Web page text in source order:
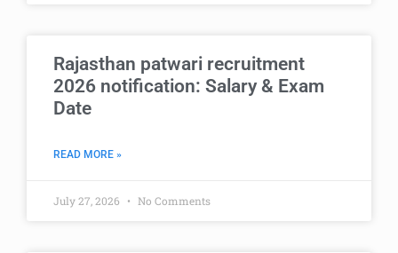
Rajasthan patwari recruitment
2026 notification: Salary & Exam
Date
READ MORE »
July 27, 2026 No Comments